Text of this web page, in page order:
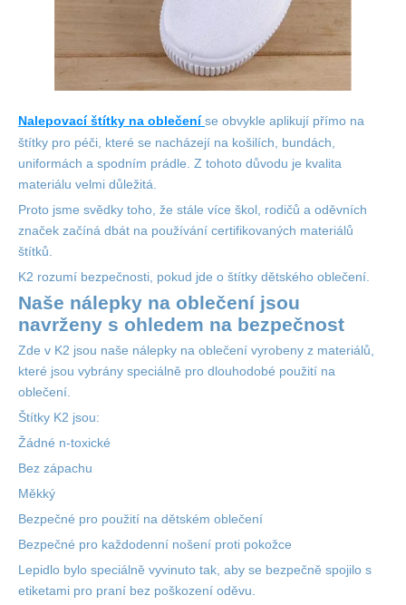
Nalepovací štítky na oblečeníse obvykle aplikují přímo na
štítky pro péči, které se nacházejí na košilích, bundách,
uniformách a spodním prádle. Z tohoto důvodu je kvalita
materiálu velmi důležitá.
Proto jsme svědky toho, že stále více škol, rodičů a oděvních
značek začíná dbát na používání certifikovaných materiálů
štítků.
K2 rozumí bezpečnosti, pokud jde o štítky dětského oblečení.
Naše nálepky na oblečení jsou
navrženy s ohledem na bezpečnost
Zde v K2 jsou naše nálepky na oblečení vyrobeny z materiálů,
které jsou vybrány speciálně pro dlouhodobé použití na
oblečení.
Štítky K2 jsou:
Žádné n-toxické
Bez zápachu
Měkký
Bezpečné pro použití na dětském oblečení
Bezpečné pro každodenní nošení proti pokožce
Lepidlo bylo speciálně vyvinuto tak, aby se bezpečně spojilo s
etiketami pro praní bez poškození oděvu.